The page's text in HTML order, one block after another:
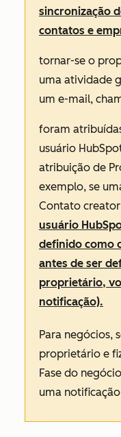
sincronização
contatos e
tornar-se o
uma atividade
um e-mail,
foram
usuário
atribuição de
exemplo, se
Contato
usuário
definido como
antes de ser
proprietário,
notificação).
Para negócios,
proprietário e
Fase do negócio
uma